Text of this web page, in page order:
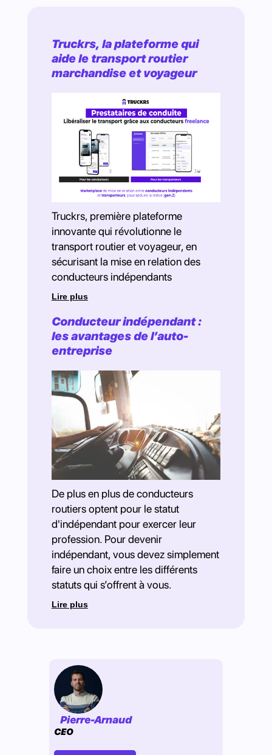
Truckrs, la plateforme qui
aide le transport routier
marchandise et voyageur
Truckrs, première plateforme
innovante qui révolutionne le
transport routier et voyageur, en
sécurisant la mise en relation des
conducteurs indépendants
Lire plus
Conducteur indépendant :
les avantages de l’auto-
entreprise
De plus en plus de conducteurs
routiers optent pour le statut
d'indépendant pour exercer leur
profession. Pour devenir
indépendant, vous devez simplement
faire un choix entre les différents
statuts qui s’offrent à vous.
Lire plus
Pierre-Arnaud
CEO